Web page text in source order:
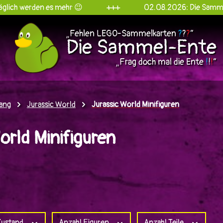
es mehr 😉 +++ 02.08.2026: Die Sammel-Ente
„Fehlen LEGO-Sammelkarten ???“
Die Sammel-Ente
„Frag doch mal die Ente!!!“
Jurassic World Jurassic World Minifiguren
Minifiguren